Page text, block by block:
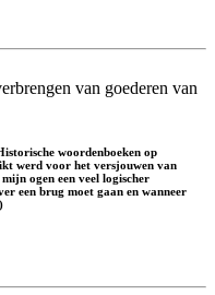
van goederen van
woordenboeken op
werd voor het versjouwen van
ogen een veel logischer
een brug moet gaan en wanneer